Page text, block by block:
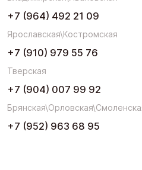
+7 (964) 492 21 09
Ярославская\Костромская
+7 (910) 979 55 76
Тверская
+7 (904) 007 99 92
+7 (952) 963 68 95